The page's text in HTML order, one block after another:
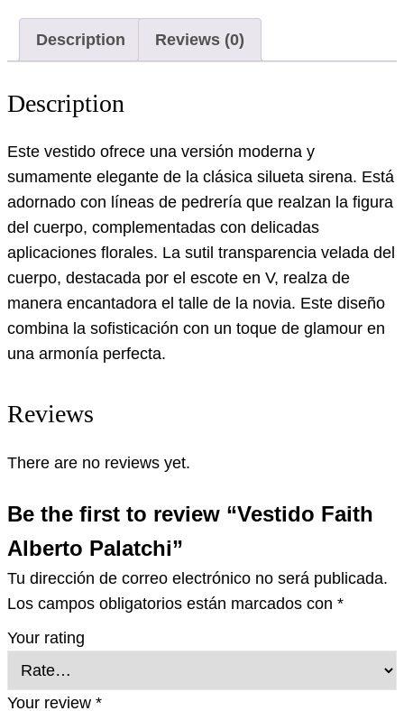
Description Reviews (0)
Description
Este vestido ofrece una versión moderna y
sumamente elegante de la clásica silueta sirena. Está
adornado con líneas de pedrería que realzan la figura
del cuerpo, complementadas con delicadas
aplicaciones florales. La sutil transparencia velada del
cuerpo, destacada por el escote en V, realza de
manera encantadora el talle de la novia. Este diseño
combina la sofisticación con un toque de glamour en
una armonía perfecta.
Reviews
There are no reviews yet.
Be the first to review “Vestido Faith
Alberto Palatchi”
Tu dirección de correo electrónico no será publicada.
Los campos obligatorios están marcados con *
Your rating
Your review *